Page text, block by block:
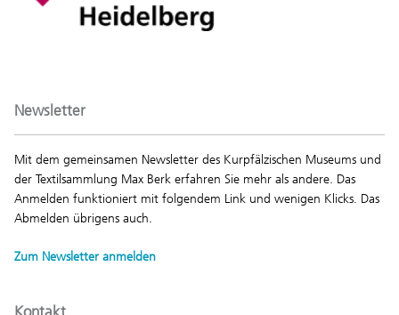
Newsletter
Mit dem gemeinsamen Newsletter des Kurpfälzischen Museums und
der Textilsammlung Max Berk erfahren Sie mehr als andere. Das
Anmelden funktioniert mit folgendem Link und wenigen Klicks. Das
Abmelden übrigens auch.
Zum Newsletter anmelden
Kontakt